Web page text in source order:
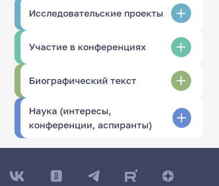
Исследовательские проекты
Участие в конференциях
Биографический текст
Наука (интересы,
конференции, аспиранты)